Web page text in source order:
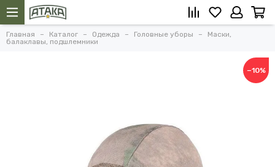
Главная Каталог Одежда Головные уборы
Маски,
балаклавы, подшлемники
−10%